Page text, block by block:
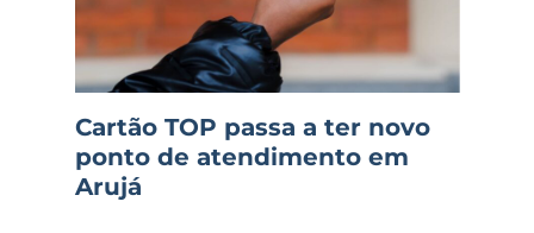
Cartão TOP passa a ter novo
ponto de atendimento em
Arujá